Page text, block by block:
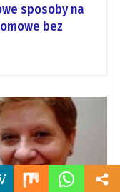
sposoby na
bez